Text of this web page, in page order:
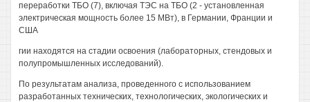
переработки ТБО (7), включая ТЭС на ТБО (2 - установленная
электрическая мощность более 15 МВт), в Германии, Франции и
США
гии находятся на стадии освоения (лабораторных, стендовых и
полупромышленных исследований).
По результатам анализа, проведенного с использованием
разработанных технических, технологических, экологических и